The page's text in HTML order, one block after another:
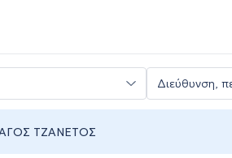
ΤΖΑΝΕΤΟΣ